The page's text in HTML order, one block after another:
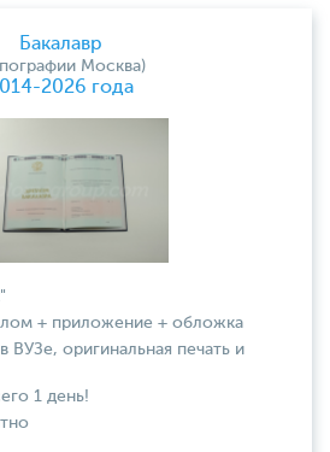
Бакалавр
Москва)
2026 года
+ приложение + обложка
ВУЗе, оригинальная печать и
1 день!